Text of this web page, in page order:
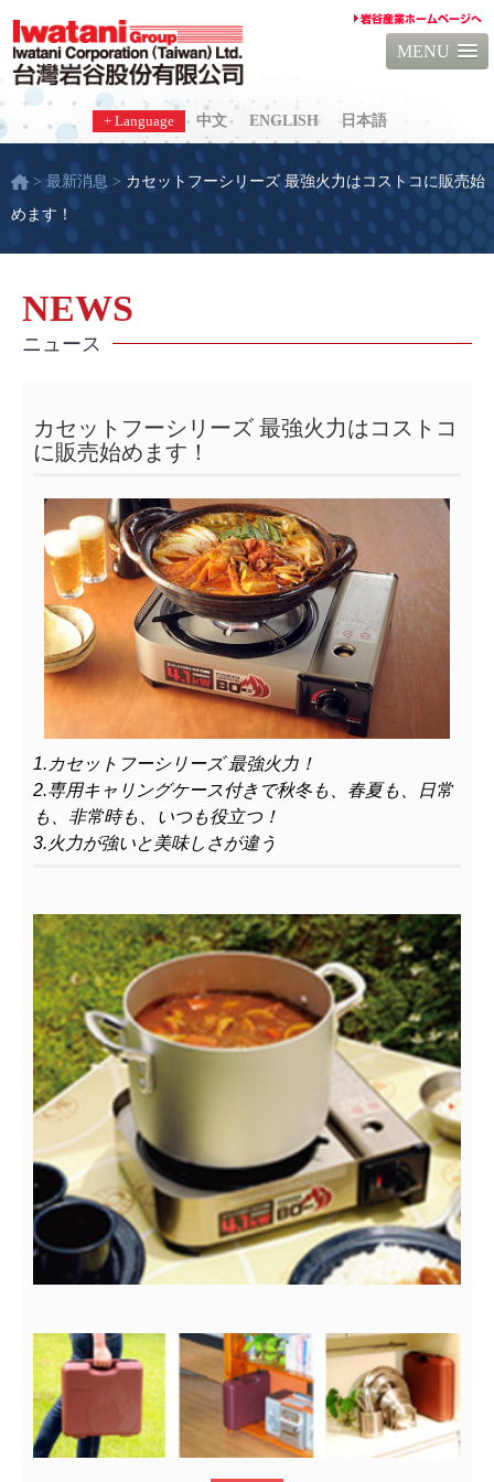
MENU
+ Language 中文 ENGLISH 日本語
> 最新消息 > カセットフーシリーズ 最強火力はコストコに販売始
めます！
NEWS
ニュース
カセットフーシリーズ 最強火力はコストコ
に販売始めます！
1.カセットフーシリーズ 最強火力！
2.専用キャリングケース付きで秋冬も、春夏も、日常
も、非常時も、いつも役立つ！
3. 火力が強いと美味しさが違う